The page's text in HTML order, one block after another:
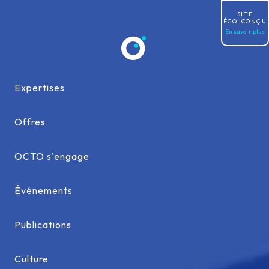
Expertises
Expertises
Offres
Offres
OCTO s'engage
OCTO s'engage
Événements
Événements
Publications
Publications
Culture
Culture
SITE
ÉCO-CONÇU
En savoir plus